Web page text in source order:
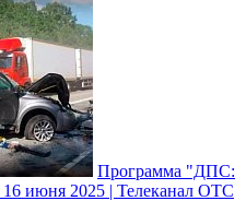
Программа "ДПС:
16 июня 2025 | Телеканал ОТС